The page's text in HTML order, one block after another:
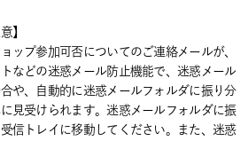
】
ップ参加可否についてのご連絡メールが、
などの迷惑メール防止機能で、迷惑メール
や、自動的に迷惑メールフォルダに振り分
見受けられます。迷惑メールフォルダに振
信トレイに移動してください。また、迷惑